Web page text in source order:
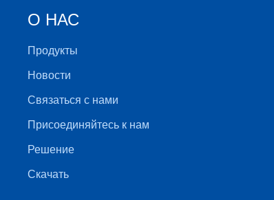
О НАС
Продукты
Новости
Связаться с нами
Присоединяйтесь к нам
Решение
Скачать